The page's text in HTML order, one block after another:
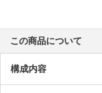
この商品について
構成内容